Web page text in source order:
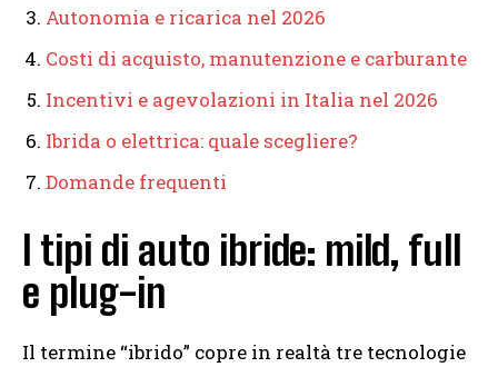
Autonomia e ricarica nel 2026
Costi di acquisto, manutenzione e carburante
Incentivi e agevolazioni in Italia nel 2026
Ibrida o elettrica: quale scegliere?
Domande frequenti
I tipi di auto ibride: mild, full
e plug-in
Il termine “ibrido” copre in realtà tre tecnologie